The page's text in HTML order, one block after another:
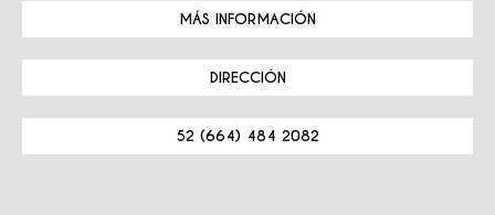
MÁS INFORMACIÓN
DIRECCIÓN
52 (664) 484 2082